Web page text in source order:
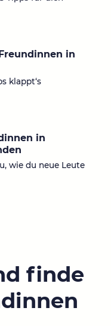
in
klappt‘s
in
wie du neue Leute
finde